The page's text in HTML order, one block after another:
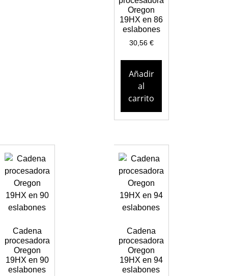
Oregon
19HX en 86
eslabones
30,56 €
Añadir
al
carrito
Cadena
procesadora
Oregon
19HX en 90
eslabones
Cadena
procesadora
Oregon
19HX en 94
eslabones